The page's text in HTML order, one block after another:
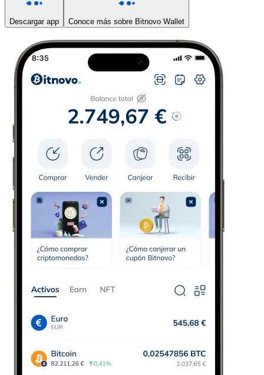
Descargar app Conoce más sobre Bitnovo Wallet